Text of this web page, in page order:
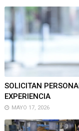
SOLICITAN
EXPERIENCIA
MAYO 17, 2026